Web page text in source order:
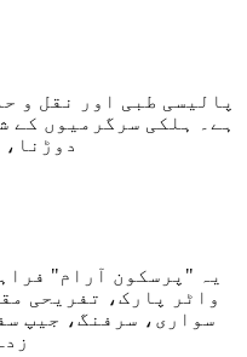
پالیسی طبی اور نقل و
ہے۔ ہلکی سرگرمیوں کے
یہ "پرسکون آرام"
واٹر پارک، تفریحی
سواری، سرفنگ، جیپ